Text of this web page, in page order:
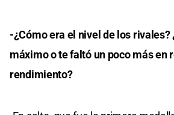
-¿Cómo era el nivel de los rivales?
máximo o te faltó un poco más en
rendimiento?